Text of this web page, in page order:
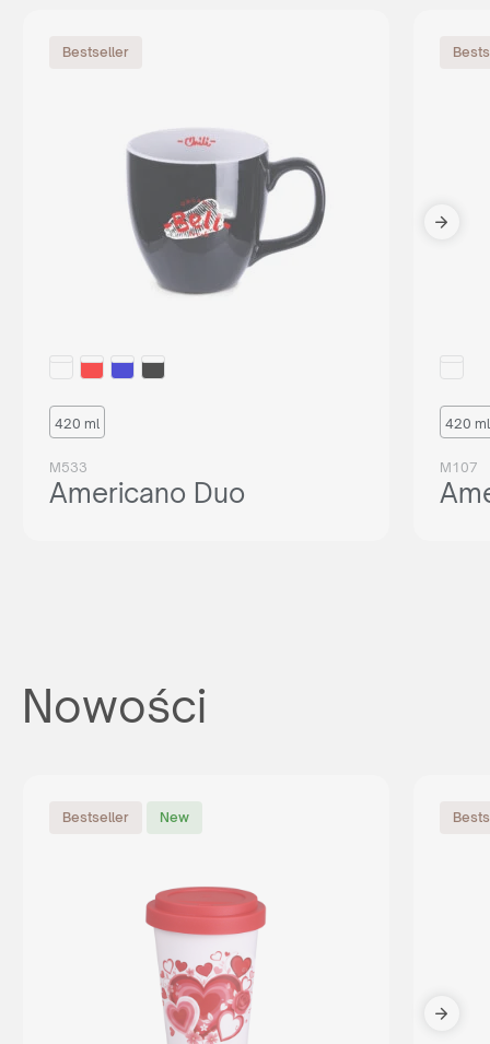
Bestseller
420 ml
M533
Americano Duo
420 ml
M107
Nowości
Bestseller New